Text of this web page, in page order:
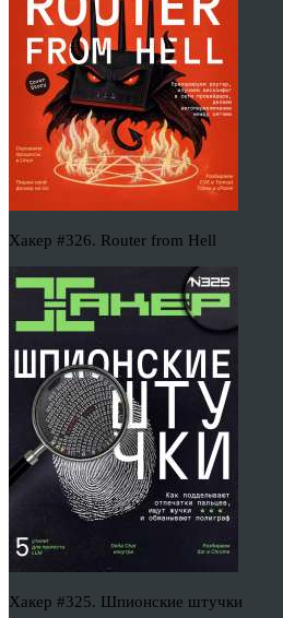
Хакер #326. Router from Hell
Хакер #325. Шпионские штучки